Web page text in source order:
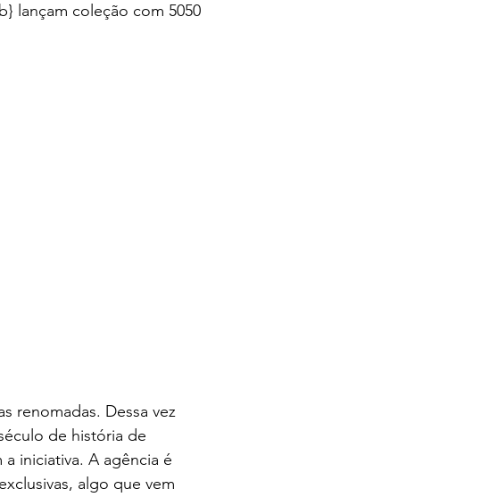
lançam coleção com 5050
renomadas. Dessa vez
de história de
iniciativa. A agência é
algo que vem